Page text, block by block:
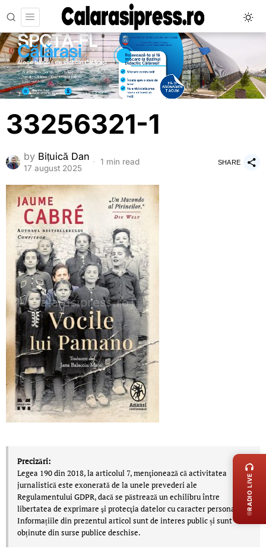
33256321-1
by Bițuică Dan
17 august 2025
1 min read SHARE
Precizări:
Legea 190 din 2018, la articolul 7, menţionează că activitatea
jurnalistică este exonerată de la unele prevederi ale
Regulamentului GDPR, dacă se păstrează un echilibru între
libertatea de exprimare şi protecţia datelor cu caracter personal.
Informațiile din prezentul articol sunt de interes public și sunt
obținute din surse publice deschise.
RADIO LIVE